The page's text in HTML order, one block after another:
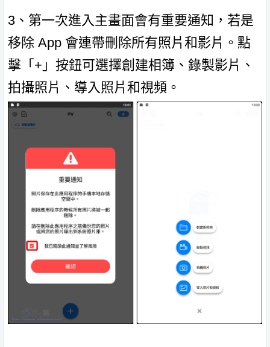
3、第一次進入主畫面會有重要通知，若是
移除 App 會連帶刪除所有照片和影片。點
擊「+」按鈕可選擇創建相簿、錄製影片、
拍攝照片、導入照片和視頻。